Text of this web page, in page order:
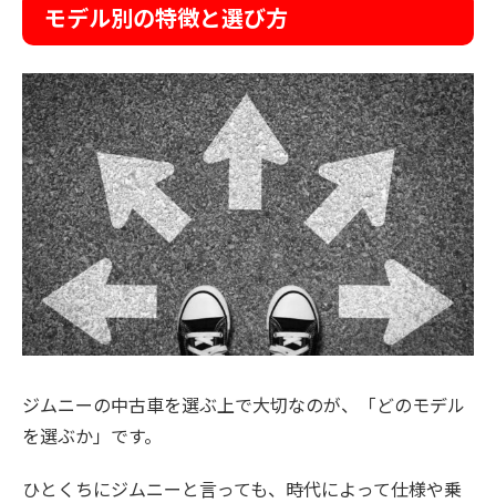
モデル別の特徴と選び方
ジムニーの中古車を選ぶ上で大切なのが、「どのモデル
を選ぶか」です。
ひとくちにジムニーと言っても、時代によって仕様や乗